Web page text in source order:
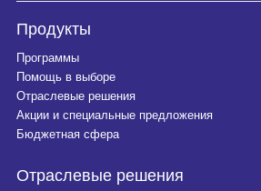
Продукты
Программы
Помощь в выборе
Отраслевые решения
Акции и специальные предложения
Бюджетная сфера
Отраслевые решения